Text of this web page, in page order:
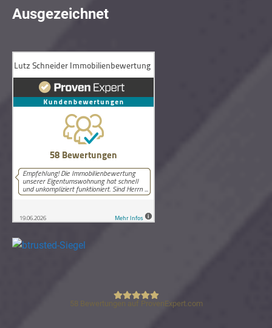
Ausgezeichnet
58 Bewertungen auf ProvenExpert.com